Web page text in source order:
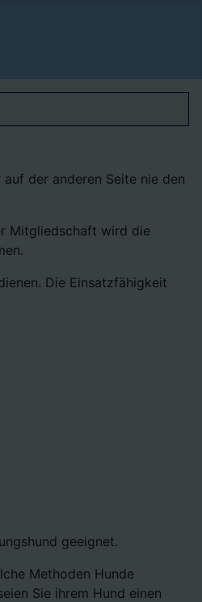
der anderen Seite nie den
Mitgliedschaft wird die
Die Einsatzfähigkeit
geeignet.
Methoden Hunde
Sie ihrem Hund einen